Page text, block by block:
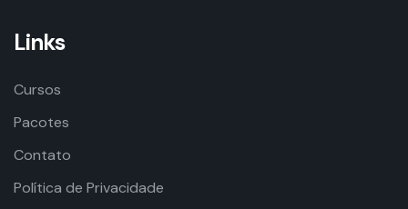
Links
Cursos
Pacotes
Contato
Política de Privacidade